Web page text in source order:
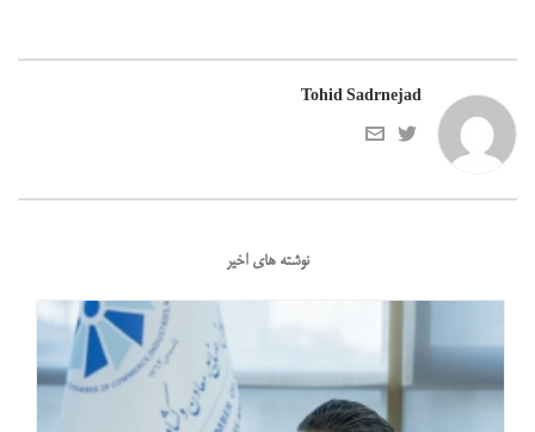
Tohid Sadrnejad
نوشته های اخیر